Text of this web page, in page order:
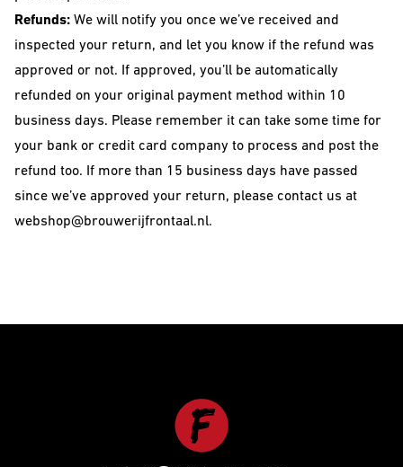
Refunds: We will notify you once we’ve received and
inspected your return, and let you know if the refund was
approved or not. If approved, you’ll be automatically
refunded on your original payment method within 10
business days. Please remember it can take some time for
your bank or credit card company to process and post the
refund too. If more than 15 business days have passed
since we’ve approved your return, please contact us at
webshop@brouwerijfrontaal.nl.